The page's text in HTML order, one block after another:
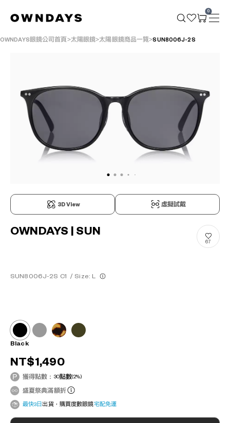
0
OWNDAYS眼鏡公司首頁 太陽眼鏡 太陽眼鏡商品一覽 SUN8006J-2S
3D View 虛擬試戴
OWNDAYS | SUN
SUN8006J-2S C1 / Size: L
67
Black
NT$1,490
獲得點數： 30點數(2%)
盛夏祭典滿額折
最快3日 出貨，購買度數眼鏡宅配免運